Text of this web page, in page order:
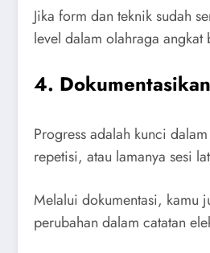
Jika form dan teknik sudah
level dalam olahraga
4.
Progress adalah kunci
repetisi, atau lamanya sesi
Melalui dokumentasi, kamu
perubahan dalam catatan